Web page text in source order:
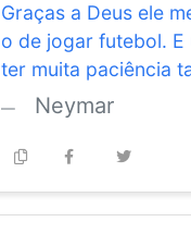
Graças a Deus ele
o de jogar futebol.
ter muita paciência
Neymar